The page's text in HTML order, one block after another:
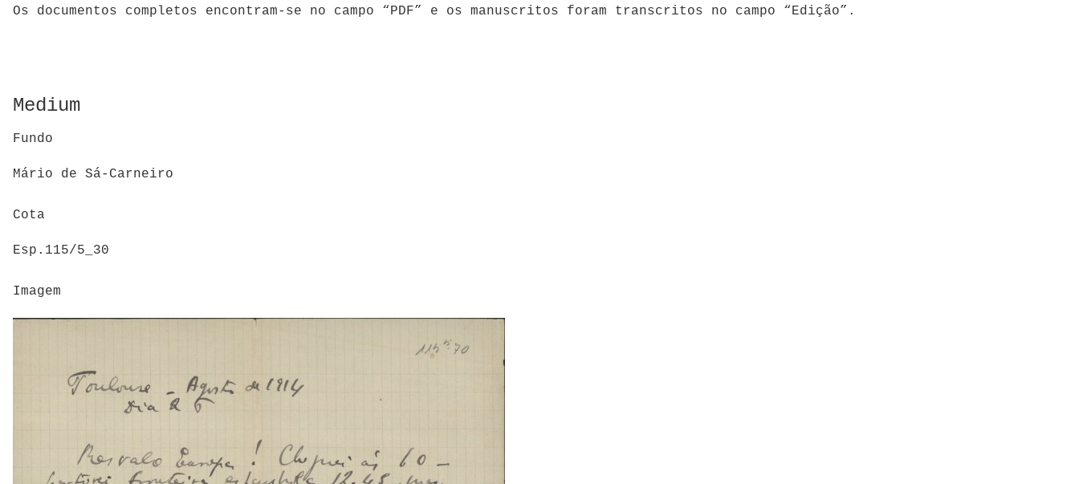
Os documentos completos encontram-se no campo “PDF” e os manuscritos foram transcritos no campo “Edição”.
Medium
Fundo
Mário de Sá-Carneiro
Cota
Esp.115/5_30
Imagem